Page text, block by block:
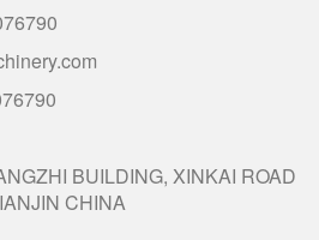
BUILDING, XINKAI ROAD
CHINA